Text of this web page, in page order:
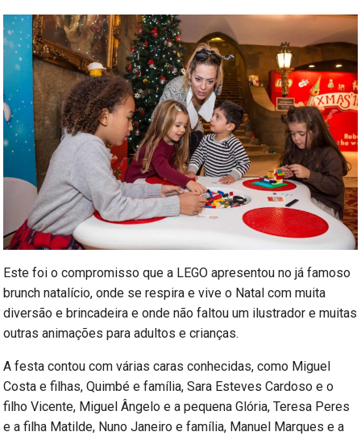
Este foi o compromisso que a LEGO apresentou no já famoso
brunch natalício, onde se respira e vive o Natal com muita
diversão e brincadeira e onde não faltou um ilustrador e muitas
outras animações para adultos e crianças.
A festa contou com várias caras conhecidas, como Miguel
Costa e filhas, Quimbé e família, Sara Esteves Cardoso e o
filho Vicente, Miguel Ângelo e a pequena Glória, Teresa Peres
e a filha Matilde, Nuno Janeiro e família, Manuel Marques e a